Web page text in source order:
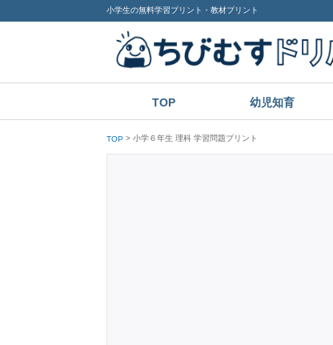
小学生の無料学習プリント・教材プリント
TOP 幼児知育
TOP 小学６年生 理科 学習問題プリント